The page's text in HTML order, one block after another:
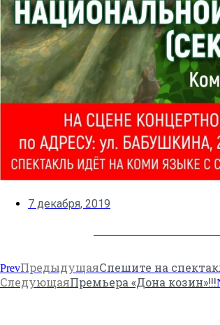
7 декабря, 2019
PrevПредыдущаяСпешите на
СледующаяПремьера «Дона козин»!!!